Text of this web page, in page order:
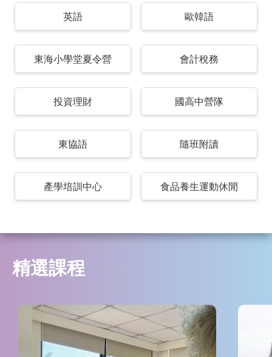
英語 歐韓語
東海小學堂夏令營 會計稅務
投資理財 國高中營隊
東協語 隨班附讀
產學培訓中心 食品養生運動休閒
精選課程